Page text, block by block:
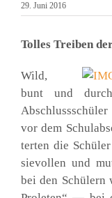
29. Juni 2016
Tol­les Trei­ben
Wild,
bunt und
vor dem
ter­ten die
sie­vol­len und
bei den Schü­lern